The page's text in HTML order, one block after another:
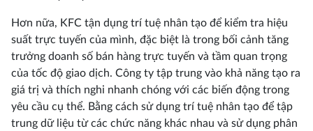
Hơn nữa, KFC tận dụng trí tuệ nhân tạo để kiểm tra hiệu
suất trực tuyến của mình, đặc biệt là trong bối cảnh tăng
trưởng doanh số bán hàng trực tuyến và tầm quan trọng
của tốc độ giao dịch. Công ty tập trung vào khả năng tạo ra
giá trị và thích nghi nhanh chóng với các biến động trong
yêu cầu cụ thể. Bằng cách sử dụng trí tuệ nhân tạo để tập
trung dữ liệu từ các chức năng khác nhau và sử dụng phân